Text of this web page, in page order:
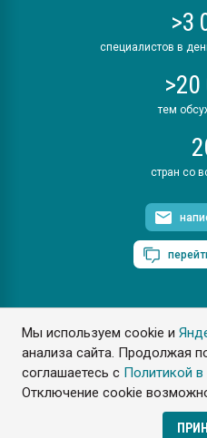
Мы используем cookie и
анализа сайта. Продолжая
соглашаетесь с Политикой
Отключение cookie
>3
специалистов в
тем
стран со
ПластЭксперт ©
Разрешается копирование
ссылкой на
Разработка